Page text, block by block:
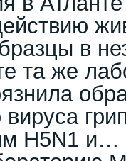
в
та же
вируса
H5N1 и…